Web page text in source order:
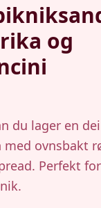
og
du lager en
ovnsbakt
Perfekt